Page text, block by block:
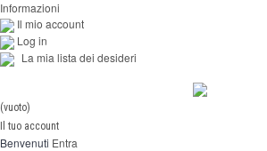
Informazioni
Il mio account
Log in
La mia lista dei desideri
(vuoto)
Il tuo account
Benvenuti Entra